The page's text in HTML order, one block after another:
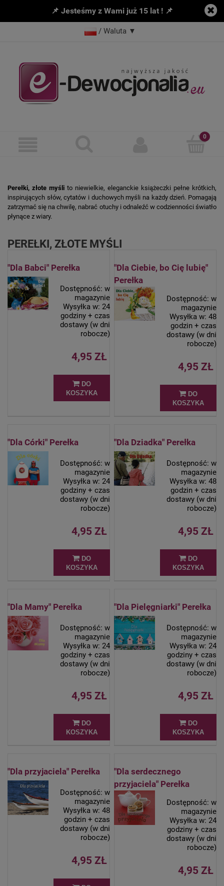
📌 Jesteśmy z Wami już 15 lat ! 📌
/ Waluta ▼
Perełki, złote myśli to niewielkie, eleganckie książeczki pełne krótkich,
inspirujących słów, cytatów i duchowych myśli na każdy dzień. Pomagają
zatrzymać się na chwilę, nabrać otuchy i odnaleźć w codzienności światło
płynące z wiary.
PEREŁKI, ZŁOTE MYŚLI
"Dla Babci" Perełka
Dostępność: w
magazynie
Wysyłka w: 24
godziny + czas
dostawy (w dni
robocze)
4,95 ZŁ
DO
KOSZYKA
"Dla Ciebie, bo Cię lubię"
Perełka
Dostępność: w
magazynie
Wysyłka w: 48
godzin + czas
dostawy (w dni
robocze)
4,95 ZŁ
DO
KOSZYKA
"Dla Córki" Perełka
Dostępność: w
magazynie
Wysyłka w: 24
godziny + czas
dostawy (w dni
robocze)
4,95 ZŁ
DO
KOSZYKA
"Dla Dziadka" Perełka
Dostępność: w
magazynie
Wysyłka w: 48
godzin + czas
dostawy (w dni
robocze)
4,95 ZŁ
DO
KOSZYKA
"Dla Mamy" Perełka
Dostępność: w
magazynie
Wysyłka w: 24
godziny + czas
dostawy (w dni
robocze)
4,95 ZŁ
DO
KOSZYKA
"Dla Pielęgniarki" Perełka
Dostępność: w
magazynie
Wysyłka w: 24
godziny + czas
dostawy (w dni
robocze)
4,95 ZŁ
DO
KOSZYKA
"Dla przyjaciela" Perełka
Dostępność: w
magazynie
Wysyłka w: 48
godzin + czas
dostawy (w dni
robocze)
4,95 ZŁ
"Dla serdecznego
przyjaciela" Perełka
Dostępność: w
magazynie
Wysyłka w: 24
godziny + czas
dostawy (w dni
robocze)
4,95 ZŁ